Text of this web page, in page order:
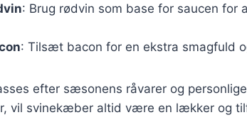
: Brug rødvin som base for saucen for
: Tilsæt bacon for en ekstra smagfuld
efter sæsonens råvarer og
vil svinekæber altid være en lækker og